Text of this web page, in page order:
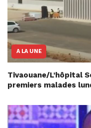
A LA UNE
Tivaouane/L’hôpital
premiers malades